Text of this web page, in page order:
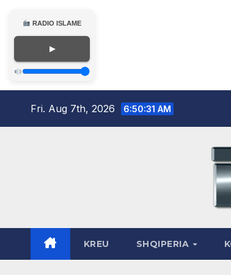
RADIO ISLAME
▶
Fri. Aug 7th, 2026 6:50:33 AM
KREU SHQIPERIA